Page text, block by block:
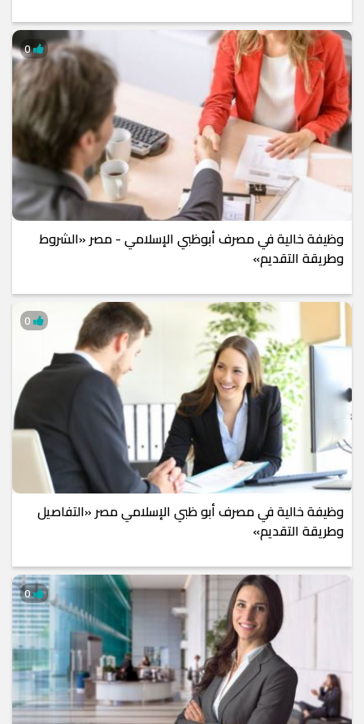
وظيفة خالية في مصرف أبوظبي الإسلامي - مصر «الشروط
وطريقة التقديم»
0
وظيفة خالية في مصرف أبو ظبي الإسلامي مصر «التفاصيل
وطريقة التقديم»
0